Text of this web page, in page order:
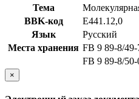
Тема
BBK-код
Е441.12,0
Язык
Русский
Места хранения FB 9 89-8/49-
FB 9 89-8/50-
×